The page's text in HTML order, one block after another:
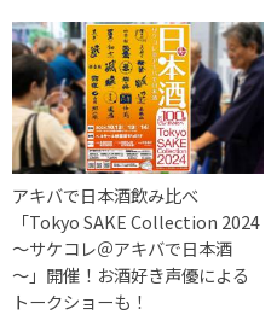
アキバで日本酒飲み比べ
「Tokyo SAKE Collection 2024
～サケコレ＠アキバで日本酒
～」開催！お酒好き声優による
トークショーも！